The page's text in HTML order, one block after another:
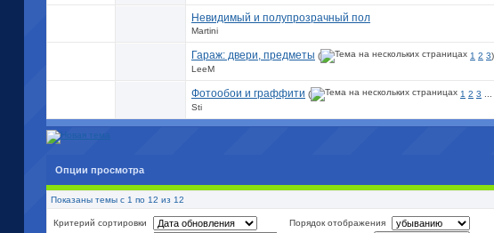
Невидимый и полупрозрачный пол
Martini
Гараж: двери, предметы ( 1 2 3)
LeeM
Фотообои и граффити ( 1 2 3
Sti
Опции просмотра
Показаны темы с 1 по 12 из 12
Критерий сортировки
Порядок отображения